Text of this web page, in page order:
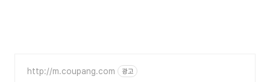
http://m.coupang.com 광고